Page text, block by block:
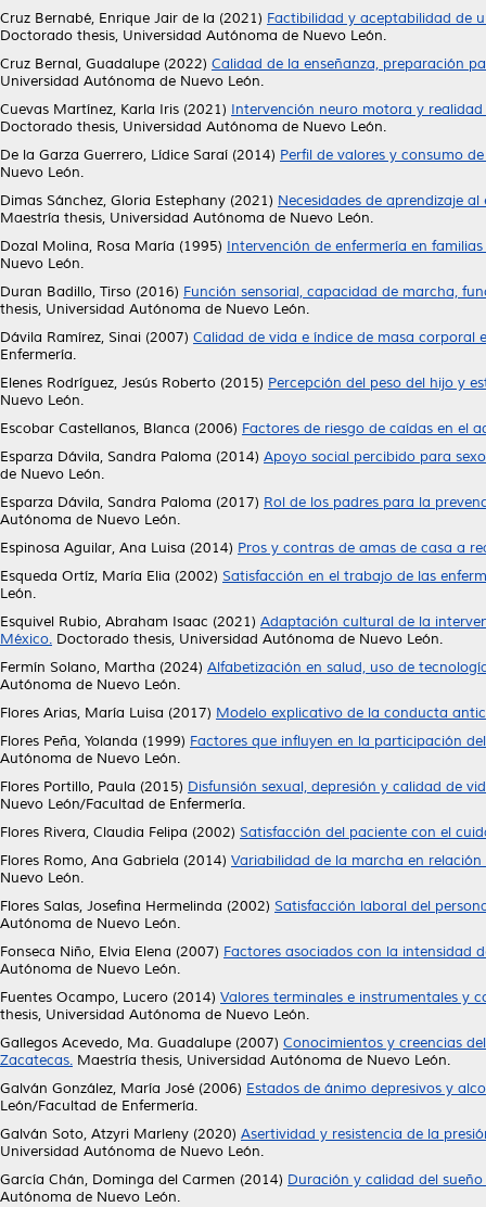
Cruz Bernabé, Enrique Jair de la (2021) Factibilidad y aceptabilidad de
Doctorado thesis, Universidad Autónoma de Nuevo León.
Cruz Bernal, Guadalupe (2022) Calidad de la enseñanza, preparación
Universidad Autónoma de Nuevo León.
Cuevas Martínez, Karla Iris (2021) Intervención neuro motora y
Doctorado thesis, Universidad Autónoma de Nuevo León.
De la Garza Guerrero, Lídice Saraí (2014) Perfil de valores y consumo
Nuevo León.
Dimas Sánchez, Gloria Estephany (2021) Necesidades de aprendizaje
Maestría thesis, Universidad Autónoma de Nuevo León.
Dozal Molina, Rosa María (1995) Intervención de enfermería en
Nuevo León.
Duran Badillo, Tirso (2016) Función sensorial, capacidad de marcha,
thesis, Universidad Autónoma de Nuevo León.
Dávila Ramírez, Sinai (2007) Calidad de vida e índice de masa corporal
Enfermería.
Elenes Rodríguez, Jesús Roberto (2015) Percepción del peso del hijo y
Nuevo León.
Escobar Castellanos, Blanca (2006) Factores de riesgo de caídas en el
Esparza Dávila, Sandra Paloma (2014) Apoyo social percibido para
de Nuevo León.
Esparza Dávila, Sandra Paloma (2017) Rol de los padres para la
Autónoma de Nuevo León.
Espinosa Aguilar, Ana Luisa (2014) Pros y contras de amas de casa a
Esqueda Ortíz, María Elia (2002) Satisfacción en el trabajo de las
León.
Esquivel Rubio, Abraham Isaac (2021) Adaptación cultural de la
México. Doctorado thesis, Universidad Autónoma de Nuevo León.
Fermín Solano, Martha (2024) Alfabetización en salud, uso de
Autónoma de Nuevo León.
Flores Arias, María Luisa (2017) Modelo explicativo de la conducta
Flores Peña, Yolanda (1999) Factores que influyen en la participación
Autónoma de Nuevo León.
Flores Portillo, Paula (2015) Disfunsión sexual, depresión y calidad de
Nuevo León/Facultad de Enfermería.
Flores Rivera, Claudia Felipa (2002) Satisfacción del paciente con el
Flores Romo, Ana Gabriela (2014) Variabilidad de la marcha en
Nuevo León.
Flores Salas, Josefina Hermelinda (2002) Satisfacción laboral del
Autónoma de Nuevo León.
Fonseca Niño, Elvia Elena (2007) Factores asociados con la intensidad
Autónoma de Nuevo León.
Fuentes Ocampo, Lucero (2014) Valores terminales e instrumentales y
thesis, Universidad Autónoma de Nuevo León.
Gallegos Acevedo, Ma. Guadalupe (2007) Conocimientos y creencias
Zacatecas. Maestría thesis, Universidad Autónoma de Nuevo León.
Galván González, María José (2006) Estados de ánimo depresivos y
León/Facultad de Enfermería.
Galván Soto, Atzyri Marleny (2020) Asertividad y resistencia de la
Universidad Autónoma de Nuevo León.
García Chán, Dominga del Carmen (2014) Duración y calidad del
Autónoma de Nuevo León.